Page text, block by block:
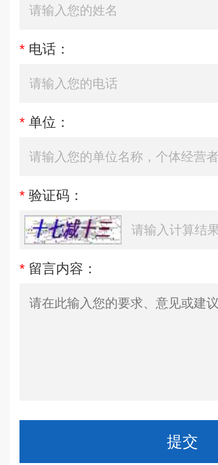
* 电话：
* 单位：
* 验证码：
* 留言内容：